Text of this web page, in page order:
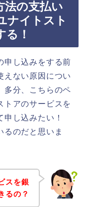
法の支払い
ナイトスト
る！
申し込みをする前
えない原因につい
多分、こちらのペ
トアのサービスを
し込みたい！
るのだと思いま
スを銀
るの？